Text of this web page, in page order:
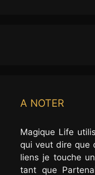
A NOTER
Magique Life
qui veut dire que
liens je touche
tant que